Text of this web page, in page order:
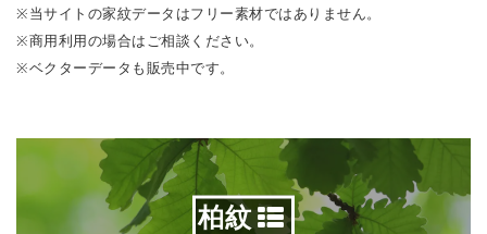
※当サイトの家紋データはフリー素材ではありません。
※商用利用の場合はご相談ください。
※ベクターデータも販売中です。
柏紋